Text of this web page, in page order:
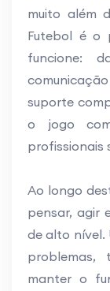
muito além
Futebol é o
funcione:
suporte
o jogo
profissionais
Ao longo
pensar, agir
de alto nível.
problemas,
manter o